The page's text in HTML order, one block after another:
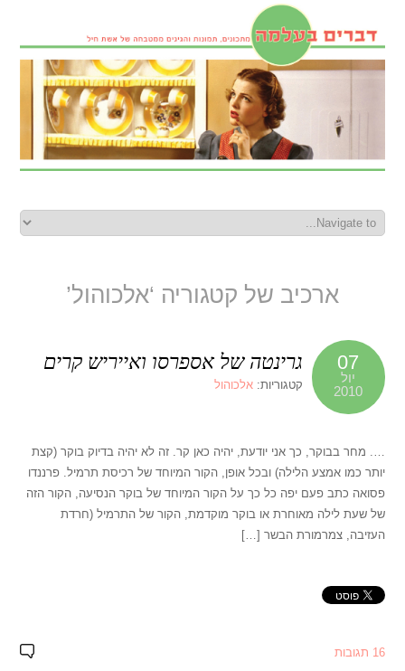
ארכיב של קטגוריה ‘אלכוהול’
07
יול
2010
גרינטה של אספרסו ואייריש קרים
קטגוריות:אלכוהול
…. מחר בבוקר, כך אני יודעת, יהיה כאן קר. זה לא יהיה בדיוק בוקר (קצת
יותר כמו אמצע הלילה) ובכל אופן, הקור המיוחד של רכיסת תרמיל. פרננדו
פסואה כתב פעם יפה כל כך על הקור המיוחד של בוקר הנסיעה, הקור הזה
של שעת לילה מאוחרת או בוקר מוקדמת, הקור של התרמיל (חרדת
העזיבה, צמרמורת הבשר […]
16 תגובות